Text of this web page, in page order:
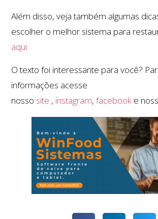
Além disso, veja também algumas
escolher o melhor sistema para
aqui.
O texto foi interessante para você?
informações acesse
nosso site , instagram,facebook e